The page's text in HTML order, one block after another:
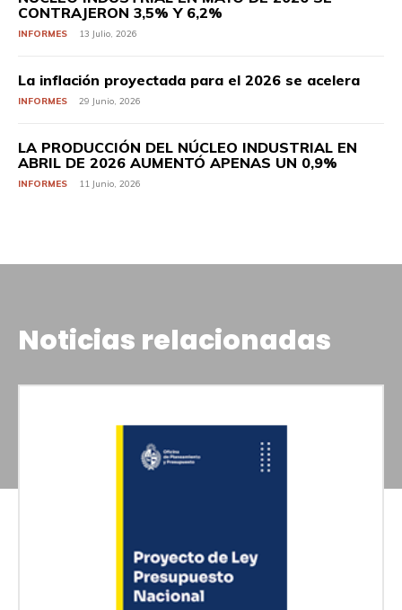
CONTRAJERON 3,5% Y 6,2%
INFORMES 13 Julio, 2026
La inflación proyectada para el 2026 se acelera
INFORMES 29 Junio, 2026
LA PRODUCCIÓN DEL NÚCLEO INDUSTRIAL EN
ABRIL DE 2026 AUMENTÓ APENAS UN 0,9%
INFORMES 11 Junio, 2026
Noticias relacionadas